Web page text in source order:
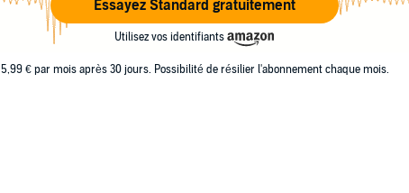
Essayez Standard gratuitement
Utilisez vos identifiants
5,99 € par mois après 30 jours. Possibilité de résilier l'abonnement chaque mois.